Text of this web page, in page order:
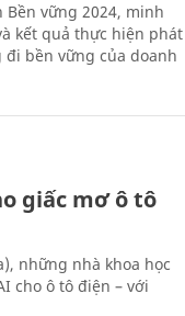
Bền vững 2024, minh
kết quả thực hiện phát
bền vững của doanh
giấc mơ ô tô
những nhà khoa học
cho ô tô điện – với